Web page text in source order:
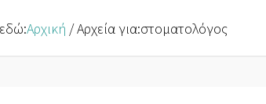
Αρχική /Αρχεία για:στοματολόγος